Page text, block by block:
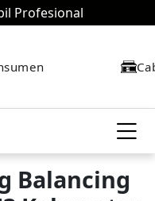
Profesional
Balancing